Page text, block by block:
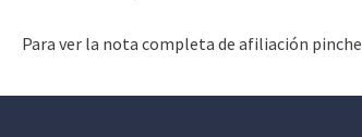
Para ver la nota completa de afiliación pinche